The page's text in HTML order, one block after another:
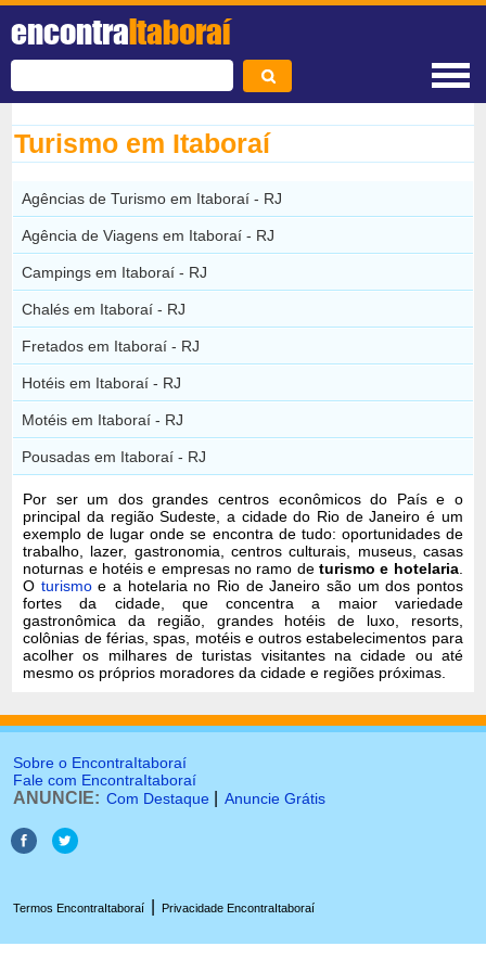
encontraItaboraí
Turismo em Itaboraí
Agências de Turismo em Itaboraí - RJ
Agência de Viagens em Itaboraí - RJ
Campings em Itaboraí - RJ
Chalés em Itaboraí - RJ
Fretados em Itaboraí - RJ
Hotéis em Itaboraí - RJ
Motéis em Itaboraí - RJ
Pousadas em Itaboraí - RJ
Por ser um dos grandes centros econômicos do País e o
principal da região Sudeste, a cidade do Rio de Janeiro é um
exemplo de lugar onde se encontra de tudo: oportunidades de
trabalho, lazer, gastronomia, centros culturais, museus, casas
noturnas e hotéis e empresas no ramo deturismo e hotelaria.
O turismoe a hotelaria no Rio de Janeiro são um dos pontos
fortes da cidade, que concentra a maior variedade
gastronômica da região, grandes hotéis de luxo, resorts,
colônias de férias, spas, motéis e outros estabelecimentos para
acolher os milhares de turistas visitantes na cidade ou até
mesmo os próprios moradores da cidade e regiões próximas.
Sobre o EncontraItaboraí
Fale com EncontraItaboraí
ANUNCIE: Com Destaque Anuncie Grátis
Termos EncontraItaboraí Privacidade EncontraItaboraí